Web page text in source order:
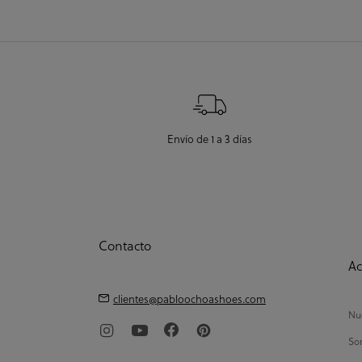
Envío de 1 a 3 días
Contacto
clientes@pabloochoashoes.com